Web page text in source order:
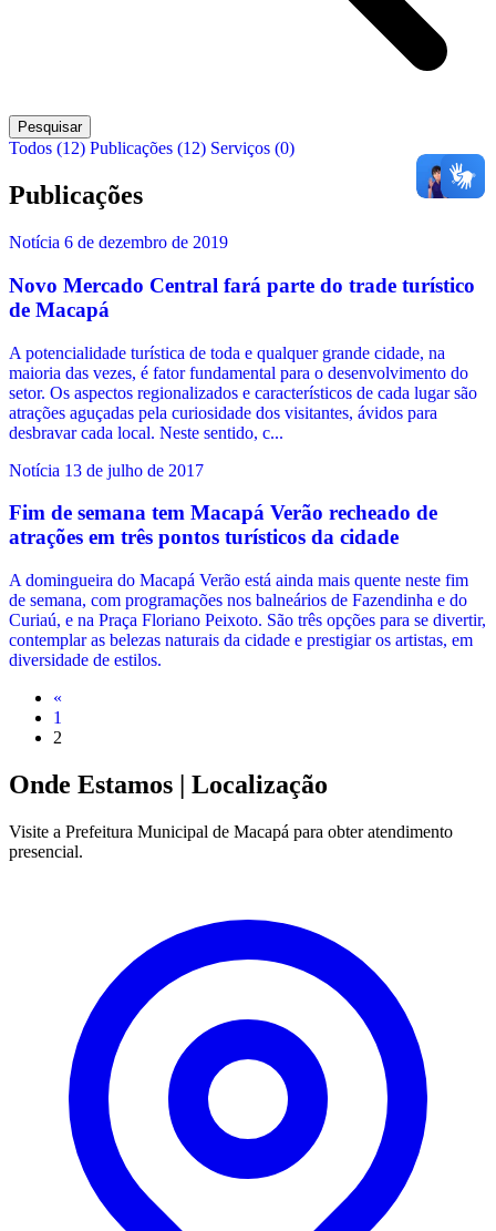
Pesquisar
Todos (12) Publicações (12) Serviços (0)
Publicações
Notícia 6 de dezembro de 2019
Novo Mercado Central fará parte do trade turístico
de Macapá
A potencialidade turística de toda e qualquer grande cidade, na
maioria das vezes, é fator fundamental para o desenvolvimento do
setor. Os aspectos regionalizados e característicos de cada lugar são
atrações aguçadas pela curiosidade dos visitantes, ávidos para
desbravar cada local. Neste sentido, c...
Notícia 13 de julho de 2017
Fim de semana tem Macapá Verão recheado de
atrações em três pontos turísticos da cidade
A domingueira do Macapá Verão está ainda mais quente neste fim
de semana, com programações nos balneários de Fazendinha e do
Curiaú, e na Praça Floriano Peixoto. São três opções para se divertir,
contemplar as belezas naturais da cidade e prestigiar os artistas, em
diversidade de estilos.
«
1
2
Onde Estamos | Localização
Visite a Prefeitura Municipal de Macapá para obter atendimento
presencial.